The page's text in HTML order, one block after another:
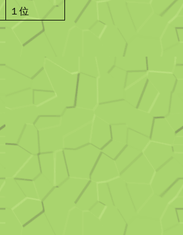
１位